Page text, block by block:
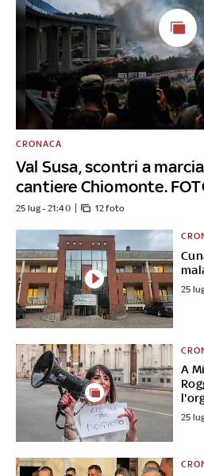
Val Susa, scontri a
cantiere Chiomonte.
CRONACA
25 lug - 21:40 12 foto
25
A
25